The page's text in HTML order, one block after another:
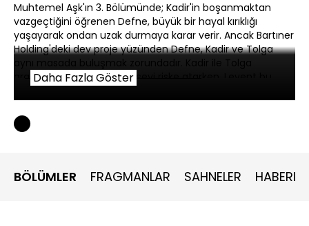
Muhtemel Aşk'ın 3. Bölümünde; Kadir'in boşanmaktan
vazgeçtiğini öğrenen Defne, büyük bir hayal kırıklığı
yaşayarak ondan uzak durmaya karar verir. Ancak Bartıner
Holding'deki dev proje yüzünden Defne, Kadir ve Tolga
aynı masada buluşmak zorundadır. Kadir ile Tolga
arasındaki düşmanlık her şeyi riske atarken, Levent bu
Defne'yi görevlendirir. Bir yandan iki adamın geçmişini
çözmeye çalışan Defne’nin yaşayacağı beklenmedik bir
yakınlaşma, herkesin dengesini yeniden değiştirecektir.
Daha Fazla Göster
BÖLÜMLER FRAGMANLAR SAHNELER